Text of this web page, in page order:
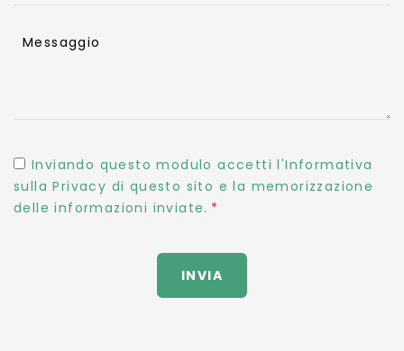
Messaggio
Inviando questo modulo accetti l'Informativa
sulla Privacy di questo sito e la memorizzazione
delle informazioni inviate.
INVIA